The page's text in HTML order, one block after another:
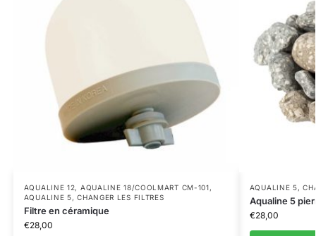
AQUALINE 12, AQUALINE 18/COOLMART CM-101,
AQUALINE 5,CHANGER LES FILTRES
Filtre en céramique
€28,00
AQUALINE 5,
Aqualine 5
€28,00